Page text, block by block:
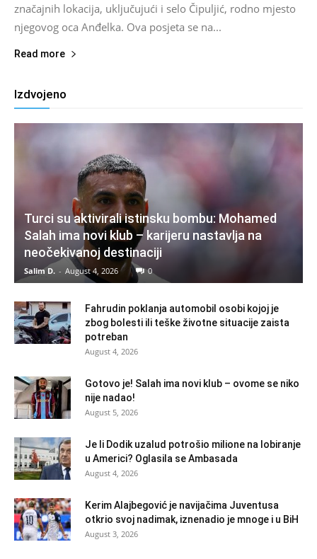
značajnih lokacija, uključujući i selo Čipuljić, rodno mjesto
njegovog oca Anđelka. Ova posjeta se na...
Read more
Izdvojeno
Turci su aktivirali istinsku bombu: Mohamed
Salah ima novi klub – karijeru nastavlja na
neočekivanoj destinaciji
Salim D. - August 4, 2026 0
Fahrudin poklanja automobil osobi kojoj je
zbog bolesti ili teške životne situacije zaista
potreban
August 4, 2026
Gotovo je! Salah ima novi klub – ovome se niko
nije nadao!
August 5, 2026
Je li Dodik uzalud potrošio milione na lobiranje
u Americi? Oglasila se Ambasada
August 4, 2026
Kerim Alajbegović je navijačima Juventusa
otkrio svoj nadimak, iznenadio je mnoge i u BiH
August 3, 2026